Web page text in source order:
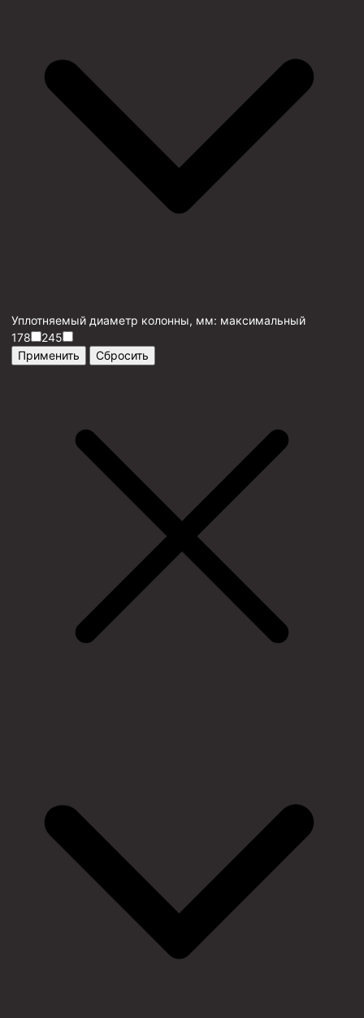
Уплотняемый диаметр колонны, мм: максимальный
178
245
Применить
Сбросить